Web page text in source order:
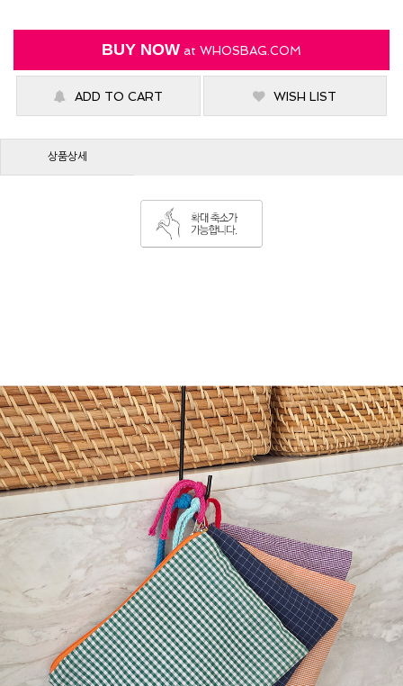
BUY NOW at WHOSBAG.COM
ADD TO CART WISH LIST
상품상세